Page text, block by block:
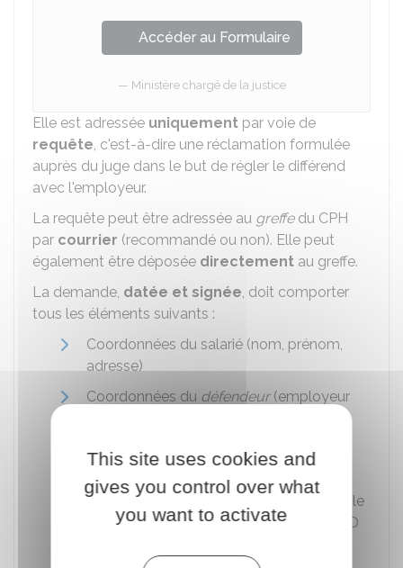
Accéder au Formulaire
Ministère chargé de la justice
Elle est adressée uniquement par voie de
requête, c'est-à-dire une réclamation formulée
auprès du juge dans le but de régler le différend
avec l'employeur.
La requête peut être adressée au greffedu CPH
par courrier (recommandé ou non). Elle peut
également être déposée directement au greffe.
La demande, datée et signée, doit comporter
tous les éléments suivants :
Coordonnées du salarié (nom, prénom,
adresse)
Coordonnées du défendeur(employeur
Objet
de la demande
Exposé sommairedes motifs de la
demande. Elle doit mentionner l'ensemble
prétentions(requalification du CDD
This site uses cookies and
gives you control over what
you want to activate